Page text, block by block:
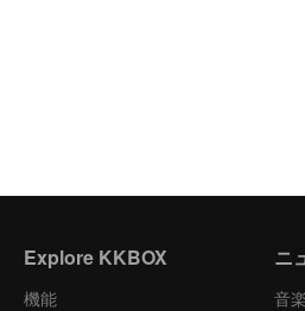
Explore KKBOX
機能
ニ
音